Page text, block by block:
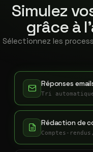
Simulez
grâce à
Sélectionnez les
Réponses
Tri
Rédaction de
Comptes-